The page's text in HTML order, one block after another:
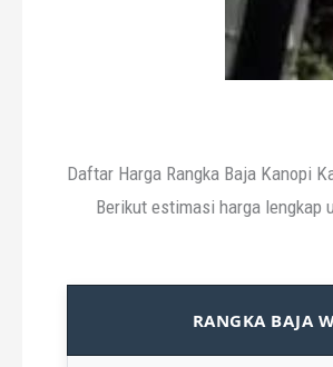
Daftar Harga Rangka Baja Kanopi
Berikut estimasi harga lengkap
RANGKA BAJA